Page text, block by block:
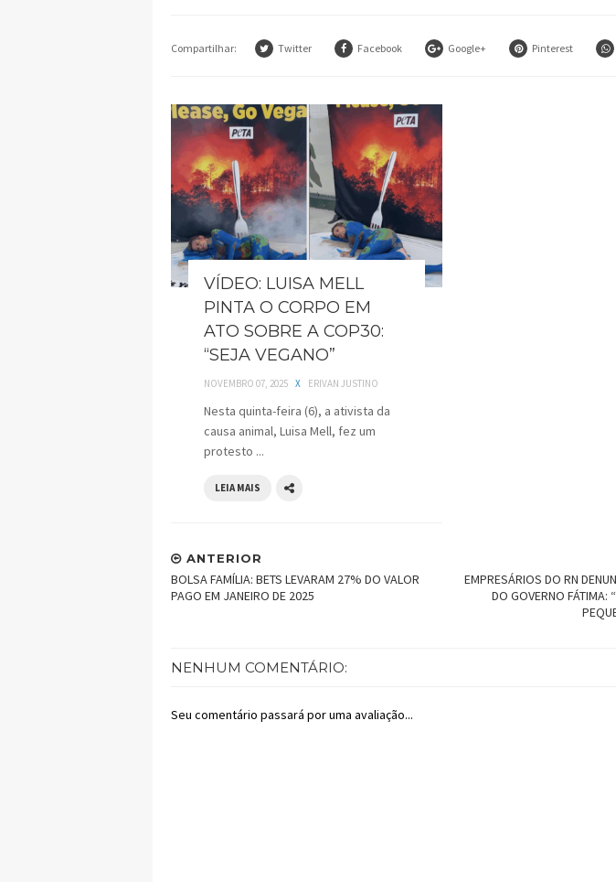
Compartilhar: Twitter Facebook Google+ Pinterest
VÍDEO: LUISA MELL
PINTA O CORPO EM
ATO SOBRE A COP30:
“SEJA VEGANO”
NOVEMBRO 07, 2025 X ERIVAN JUSTINO
Nesta quinta-feira (6), a ativista da
causa animal, Luisa Mell, fez um
protesto ...
LEIA MAIS
EMPRESÁRIOS DO RN
DO GOVERNO FÁTIMA:
ANTERIOR
BOLSA FAMÍLIA: BETS LEVARAM 27% DO VALOR
PAGO EM JANEIRO DE 2025
NENHUM COMENTÁRIO:
Seu comentário passará por uma avaliação...